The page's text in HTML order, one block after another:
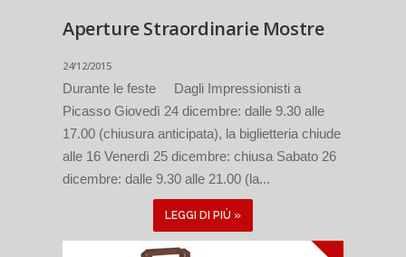
Aperture Straordinarie Mostre
24/12/2015
Durante le feste Dagli Impressionisti a
Picasso Giovedì 24 dicembre: dalle 9.30 alle
17.00 (chiusura anticipata), la biglietteria chiude
alle 16 Venerdì 25 dicembre: chiusa Sabato 26
dicembre: dalle 9.30 alle 21.00 (la...
LEGGI DI PIÙ »